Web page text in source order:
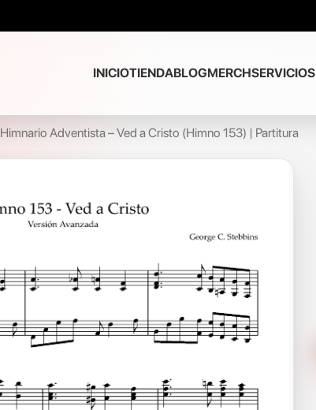
INICIOTIENDABLOGMERCHSERVICIOS
Himnario Adventista – Ved a Cristo (Himno 153) | Partitura